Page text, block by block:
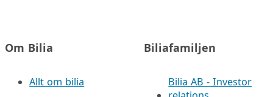
Om Bilia
Allt om bilia
Biliafamiljen
Bilia AB - Investor